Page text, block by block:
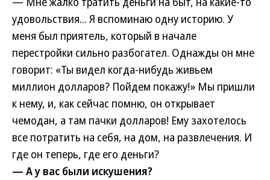
удовольствия... Я вспоминаю одну историю. У
меня был приятель, который в начале
перестройки сильно разбогател. Однажды он мне
говорит: «Ты видел когда-нибудь живьем
миллион долларов? Пойдем покажу!» Мы пришли
к нему, и, как сейчас помню, он открывает
чемодан, а там пачки долларов! Ему захотелось
все потратить на себя, на дом, на развлечения. И
где он теперь, где его деньги?
— А у вас были искушения?